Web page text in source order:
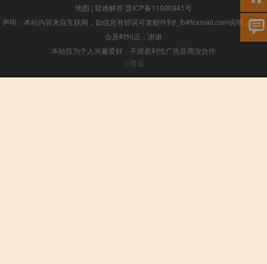
地图 | 疑难解答 晋ICP备11006941号
声明：本站内容来自互联网，如信息有错误可发邮件到f_fb#foxmail.com说明，我们
会及时纠正，谢谢
本站仅为个人兴趣爱好，不接盈利性广告及商业合作
小男孩